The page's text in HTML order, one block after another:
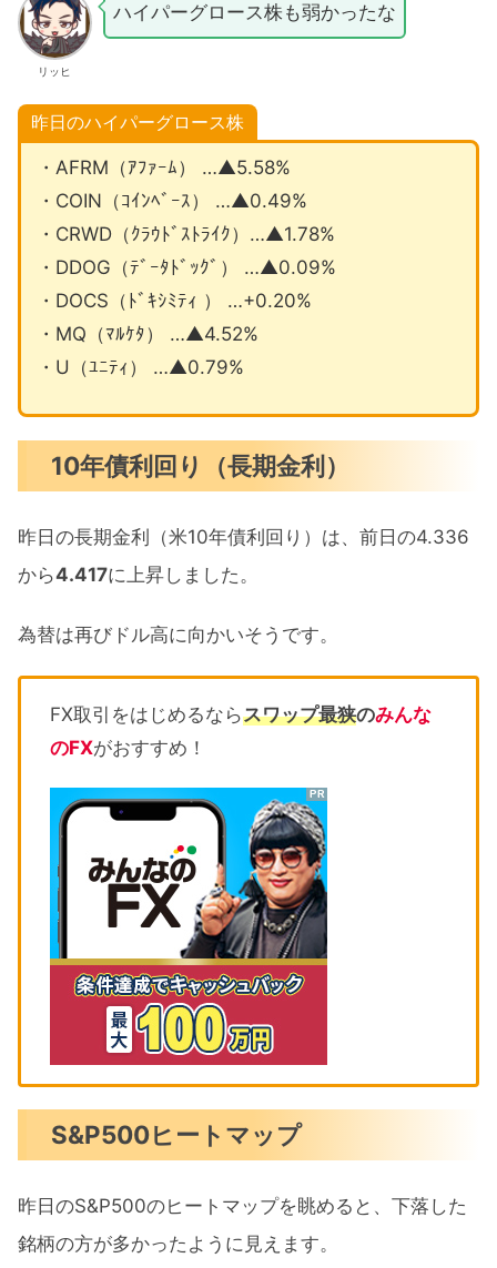
リッヒ
ハイパーグロース株も弱かったな
昨日のハイパーグロース株
・AFRM（ｱﾌｧｰﾑ） …▲5.58%
・COIN（ｺｲﾝﾍﾞｰｽ） …▲0.49%
・CRWD（ｸﾗｳﾄﾞｽﾄﾗｲｸ）…▲1.78%
・DDOG（ﾃﾞｰﾀﾄﾞｯｸﾞ） …▲0.09%
・DOCS（ﾄﾞｷｼﾐﾃｨ ） …+0.20%
・MQ（ﾏﾙｹﾀ） …▲4.52%
・U（ﾕﾆﾃｨ） …▲0.79%
10年債利回り（長期金利）
昨日の長期金利（米10年債利回り）は、前日の4.336
から4.417に上昇しました。
為替は再びドル高に向かいそうです。
FX取引をはじめるならスワップ最狭のみんな
のFXがおすすめ！
S&P500ヒートマップ
昨日のS&P500のヒートマップを眺めると、下落した
銘柄の方が多かったように見えます。